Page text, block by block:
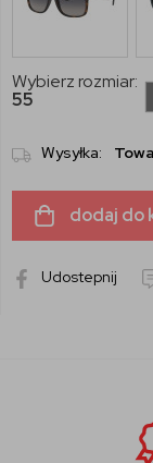
Wybierz rozmiar:
55
Wysyłka:
dodaj do
Udostepnij